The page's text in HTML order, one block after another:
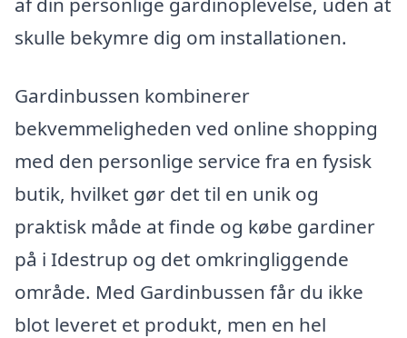
skulle bekymre dig om installationen.
Gardinbussen kombinerer
bekvemmeligheden ved online shopping
med den personlige service fra en fysisk
butik, hvilket gør det til en unik og
praktisk måde at finde og købe gardiner
på i Idestrup og det omkringliggende
område. Med Gardinbussen får du ikke
blot leveret et produkt, men en hel